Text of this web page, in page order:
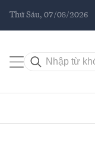
Thứ Sáu, 07/08/2026